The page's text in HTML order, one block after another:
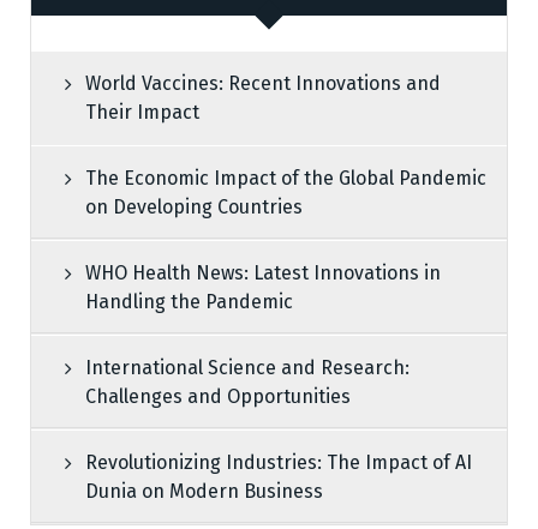
World Vaccines: Recent Innovations and
Their Impact
The Economic Impact of the Global Pandemic
on Developing Countries
WHO Health News: Latest Innovations in
Handling the Pandemic
International Science and Research:
Challenges and Opportunities
Revolutionizing Industries: The Impact of AI
Dunia on Modern Business